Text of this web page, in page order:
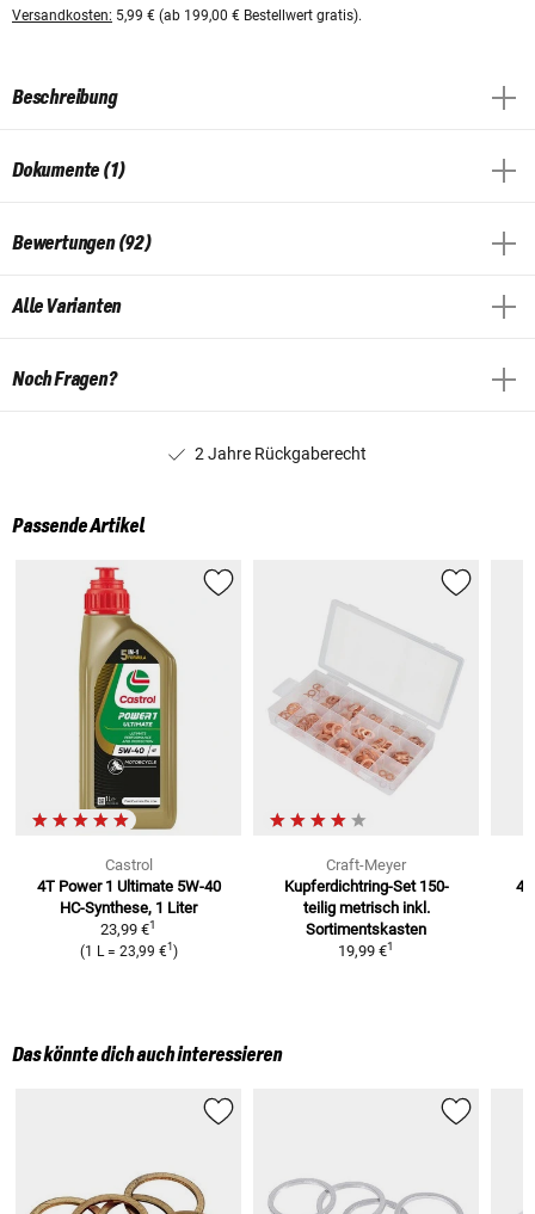
Versandkosten: 5,99 € (ab 199,00 € Bestellwert gratis).
Beschreibung
Dokumente (1)
Bewertungen (92)
Alle Varianten
Noch Fragen?
2 Jahre Rückgaberecht
Passende Artikel
Castrol
4T Power 1 Ultimate 5W-40
HC-Synthese, 1 Liter
23,99 €1
(1 L= 23,99 €1 )
Craft-Meyer
Kupferdichtring-Set 150-
teilig metrisch inkl.
Sortimentskasten
19,99 €1
Das könnte dich auch interessieren